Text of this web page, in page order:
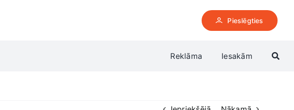
Pieslēgties
Reklāma Iesakām